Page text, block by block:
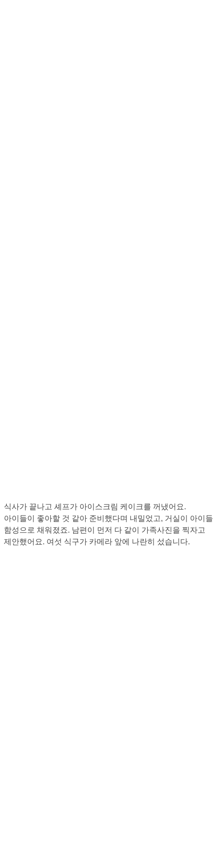
식사가 끝나고 셰프가 아이스크림 케이크를 꺼냈어요.
아이들이 좋아할 것 같아 준비했다며 내밀었고, 거실이 아이들
함성으로 채워졌죠. 남편이 먼저 다 같이 가족사진을 찍자고
제안했어요. 여섯 식구가 카메라 앞에 나란히 섰습니다.